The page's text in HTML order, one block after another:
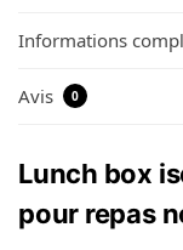
Informations
Avis 0
Lunch box
pour repas